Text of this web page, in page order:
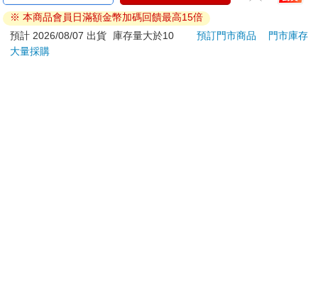
ATM提款機，請不要聽從指示，以免受騙上當！
退換貨須知：
**提醒您，鑑賞期不等於試用期，退回商品須為全新狀態**
※ 本商品會員日滿額金幣加碼回饋最高15倍
預計 2026/08/07 出貨
庫存量大於10 預訂門市商品
門市庫存
大量採購